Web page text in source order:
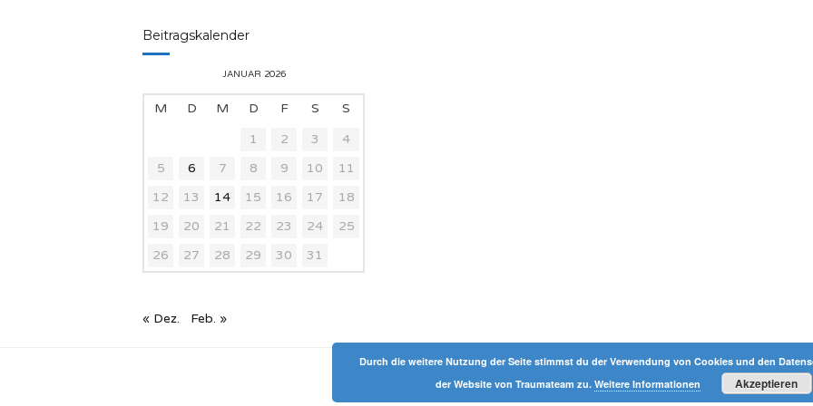
Beitragskalender
JANUAR 2026
M D M D F S
S
1
2 3
4
5
6 7 8 9 10
11
12
13 14 15 16 17
18
19
20 21 22 23 24
25
26
27 28 29 30 31
« Dez. Feb. »
Durch die weitere Nutzung der Seite stimmst du der Verwendung von Cookies und den
der Website von Traumateam zu. Weitere Informationen Akzeptieren